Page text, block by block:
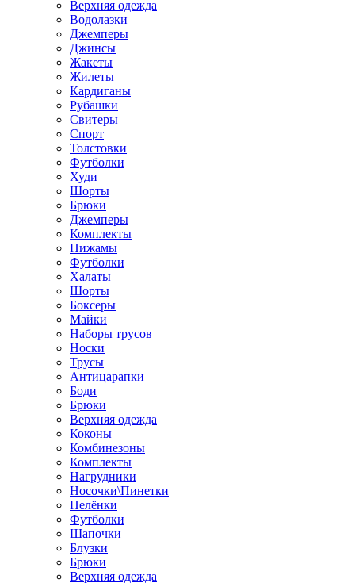
Верхняя одежда
Водолазки
Джемперы
Джинсы
Жакеты
Жилеты
Кардиганы
Рубашки
Свитеры
Спорт
Толстовки
Футболки
Худи
Шорты
Брюки
Джемперы
Комплекты
Пижамы
Футболки
Халаты
Шорты
Боксеры
Майки
Наборы трусов
Носки
Трусы
Антицарапки
Боди
Брюки
Верхняя одежда
Коконы
Комбинезоны
Комплекты
Нагрудники
Носочки\Пинетки
Пелёнки
Футболки
Шапочки
Блузки
Брюки
Верхняя одежда